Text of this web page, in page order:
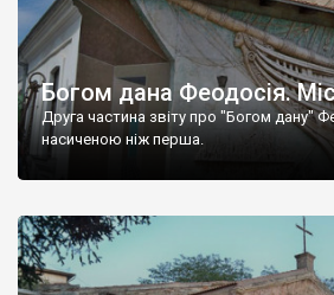
Богом дана Феодосія.
Друга частина звіту про "Богом дану"
насиченою ніж перша.